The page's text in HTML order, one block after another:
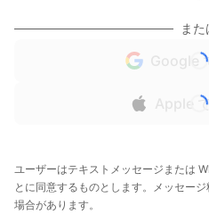
また
Google
Apple
ユーザーはテキストメッセージまたは
とに同意するものとします。メッセー
場合があります。